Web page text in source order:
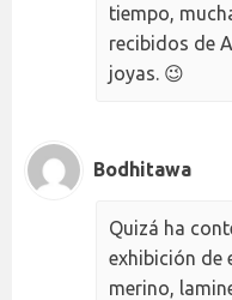
tiempo,
recibidos de
joyas. 😉
Bodhitawa
Quizá ha
exhibición de
merino,